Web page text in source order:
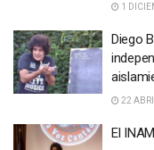
1
Diego
22
El